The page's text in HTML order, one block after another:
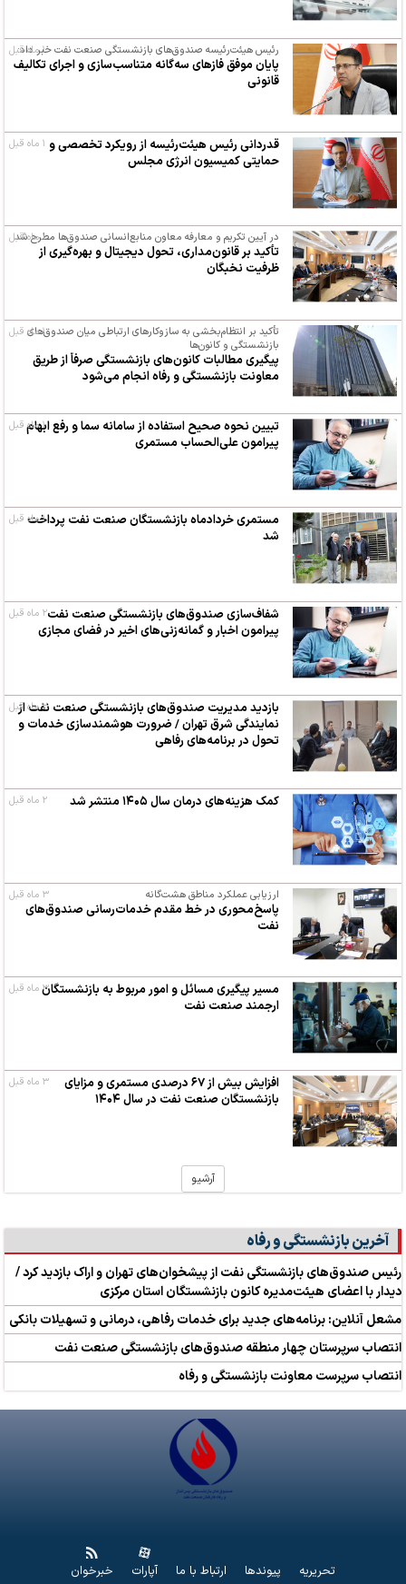
رئیس هیئت‌رئیسه صندوق‌های بازنشستگی صنعت نفت خبر داد:
پایان موفق فازهای سه‌گانه متناسب‌سازی و اجرای تکالیف
قانونی
۱ ماه قبل
قدردانی رئیس هیئت‌رئیسه از رویکرد تخصصی و
حمایتی کمیسیون انرژی مجلس
۱ ماه قبل
در آیین تکریم و معارفه معاون منابع‌انسانی صندوق‌ها مطرح شد
تأکید بر قانون‌مداری، تحول دیجیتال و بهره‌گیری از
ظرفیت نخبگان
۱ ماه قبل
تأکید بر انتظام‌بخشی به سازوکارهای ارتباطی میان صندوق‌های
بازنشستگی و کانون‌ها
پیگیری مطالبات کانون‌های بازنشستگی صرفاً از طریق
معاونت بازنشستگی و رفاه انجام می‌شود
۱ ماه قبل
تبیین نحوه صحیح استفاده از سامانه سما و رفع ابهام
پیرامون علی‌الحساب مستمری
۱ ماه قبل
مستمری خردادماه بازنشستگان صنعت نفت پرداخت
شد
۱ ماه قبل
شفاف‌سازی صندوق‌های بازنشستگی صنعت نفت
پیرامون اخبار و گمانه‌زنی‌های اخیر در فضای مجازی
۲ ماه قبل
بازدید مدیریت صندوق‌های بازنشستگی صنعت نفت از
نمایندگی شرق تهران / ضرورت هوشمندسازی خدمات و
تحول در برنامه‌های رفاهی
۲ ماه قبل
کمک‌ هزینه‌های درمان سال ۱۴۰۵ منتشر شد ۲ ماه قبل
ارزیابی عملکرد مناطق هشت‌گانه
پاسخ‌محوری در خط مقدم خدمات‌رسانی صندوق‌های
نفت
۳ ماه قبل
مسیر پیگیری مسائل و امور مربوط به بازنشستگان
ارجمند صنعت نفت
۳ ماه قبل
افزایش بیش از ۶۷ درصدی مستمری و مزایای
بازنشستگان صنعت نفت در سال ۱۴۰۴
۳ ماه قبل
آرشیو
آخرین بازنشستگی و رفاه
رئیس صندوق‌های بازنشستگی نفت از پیشخوان‌های تهران و اراک بازدید کرد /
دیدار با اعضای هیئت‌مدیره کانون بازنشستگان استان مرکزی
مشعل آنلاین: برنامه‌های جدید برای خدمات رفاهی، درمانی و تسهیلات بانکی
انتصاب سرپرستان چهار منطقه صندوق‌های بازنشستگی صنعت نفت
انتصاب سرپرست معاونت بازنشستگی و رفاه
تحریریه پیوندها ارتباط با ما آپارات خبرخوان